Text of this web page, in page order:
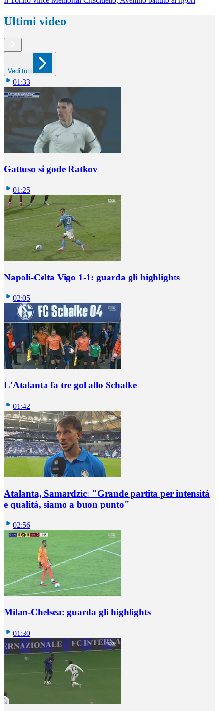
Ultimi video
Vedi tutti
01:33
Gattuso si gode Ratkov
01:25
Napoli-Celta Vigo 1-1: guarda gli highlights
02:05
L'Atalanta fa tre gol allo Schalke
01:42
Atalanta, Samardzic: "Grande partita per intensità
e qualità, siamo a buon punto"
02:56
Milan-Chelsea: guarda gli highlights
01:30